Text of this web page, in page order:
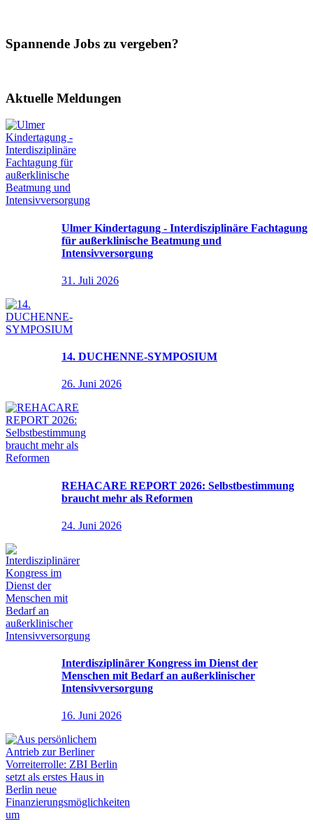
Spannende Jobs zu vergeben?
Aktuelle Meldungen
Ulmer Kindertagung - Interdisziplinäre Fachtagung
für außerklinische Beatmung und
Intensivversorgung
31. Juli 2026
14. DUCHENNE-SYMPOSIUM
26. Juni 2026
REHACARE REPORT 2026: Selbstbestimmung
braucht mehr als Reformen
24. Juni 2026
Interdisziplinärer Kongress im Dienst der
Menschen mit Bedarf an außerklinischer
Intensivversorgung
16. Juni 2026